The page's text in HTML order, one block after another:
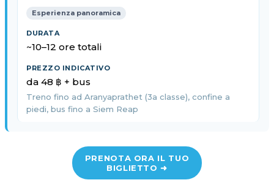
Esperienza panoramica
~10–12 ore totali
da 48 ฿ + bus
Treno fino ad Aranyaprathet (3a classe), confine a
piedi, bus fino a Siem Reap
PRENOTA ORA IL TUO
BIGLIETTO ➜